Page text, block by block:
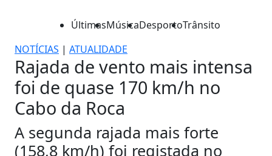
ÚltimasMúsicaDesportoTrânsito
NOTÍCIAS | ATUALIDADE
Rajada de vento mais intensa
foi de quase 170 km/h no
Cabo da Roca
A segunda rajada mais forte
(158,8 km/h) foi registada no